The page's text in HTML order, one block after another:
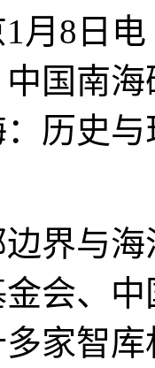
月8日
国南
历史
与海
会、
家智